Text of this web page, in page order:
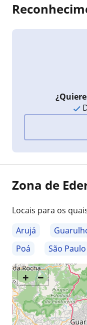
Zona de
Locais para os
Arujá
Poá
São Paulo
+ −